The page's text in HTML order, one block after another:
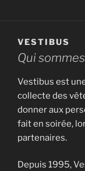
VESTIBUS
Qui
Vestibus est
collecte des
donner aux
fait en soirée,
partenaires.
Depuis 1995,